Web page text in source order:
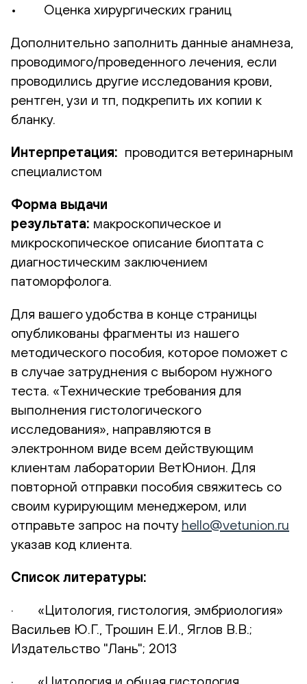
• Оценка хирургических границ
Дополнительно заполнить данные анамнеза,
проводимого/проведенного лечения, если
проводились другие исследования крови,
рентген, узи и тп, подкрепить их копии к
бланку.
Интерпретация: проводится ветеринарным
специалистом
Форма выдачи
результата: макроскопическое и
микроскопическое описание биоптата с
диагностическим заключением
патоморфолога.
Для вашего удобства в конце страницы
опубликованы фрагменты из нашего
методического пособия, которое поможет с
в случае затруднения с выбором нужного
теста. «Технические требования для
выполнения гистологического
исследования», направляются в
электронном виде всем действующим
клиентам лаборатории ВетЮнион. Для
повторной отправки пособия свяжитесь со
своим курирующим менеджером, или
отправьте запрос на почту hello@vetunion.ru
указав код клиента.
Список литературы:
· «Цитология, гистология, эмбриология»
Васильев Ю.Г., Трошин Е.И., Яглов В.В.;
Издательство "Лань"; 2013
· «Цитология и общая гистология.